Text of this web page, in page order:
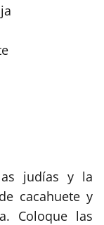
judías y la
cacahuete y
Coloque las